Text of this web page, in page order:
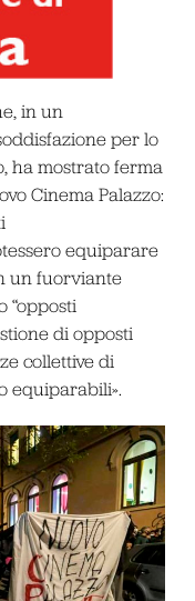
in un
per lo
ha mostrato ferma
Cinema Palazzo:
equiparare
un fuorviante
“opposti
di opposti
collettive di
equiparabili».